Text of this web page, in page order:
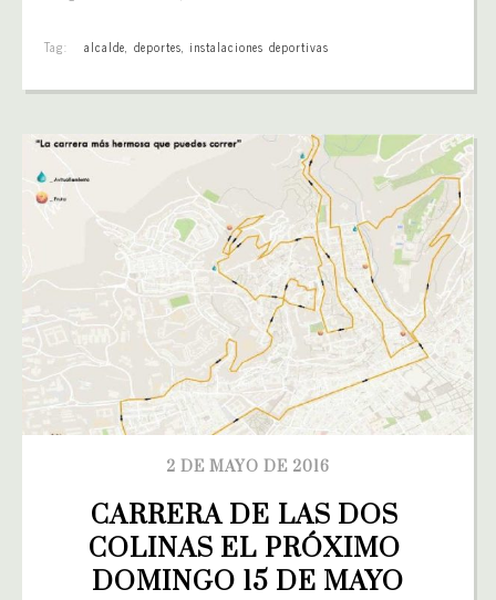
Tag: alcalde, deportes, instalaciones deportivas
2 DE MAYO DE 2016
CARRERA DE LAS DOS
COLINAS EL PRÓXIMO
DOMINGO 15 DE MAYO